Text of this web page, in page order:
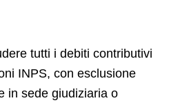
tutti i debiti contributivi
INPS, con esclusione
in sede giudiziaria o